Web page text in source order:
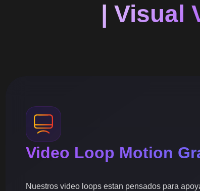
| Visual
Video Loop Motion
Nuestros video loops estan pensados para